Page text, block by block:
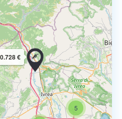
5
0.728 €